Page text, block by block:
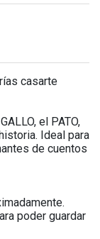
casarte
el PATO,
Ideal para
de cuentos
poder guardar